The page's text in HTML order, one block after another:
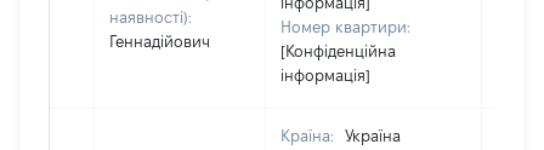
наявності):
Геннадійович
Номер квартири:
[Конфіденційна
інформація]
Країна:
Україна